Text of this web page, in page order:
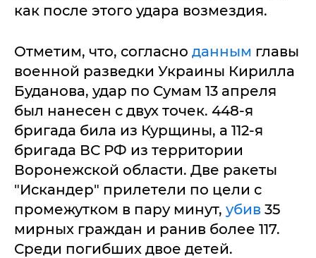
как после этого удара возмездия.
Отметим, что, согласно данным главы
военной разведки Украины Кирилла
Буданова, удар по Сумам 13 апреля
был нанесен с двух точек. 448-я
бригада била из Курщины, а 112-я
бригада ВС РФ из территории
Воронежской области. Две ракеты
"Искандер" прилетели по цели с
промежутком в пару минут, убив 35
мирных граждан и ранив более 117.
Среди погибших двое детей.